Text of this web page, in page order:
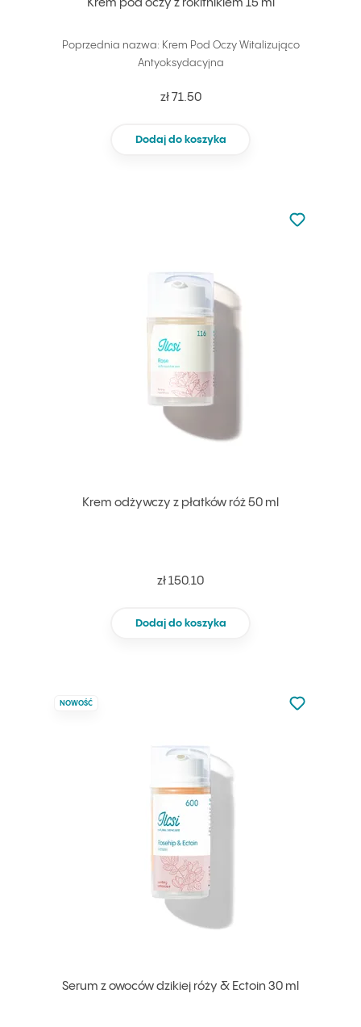
Krem pod oczy z rokitnikiem 15 ml
Poprzednia nazwa: Krem Pod Oczy Witalizująco
Antyoksydacyjna
zł 71.50
Dodaj do koszyka
Krem odżywczy z płatków róż 50 ml
zł 150.10
Dodaj do koszyka
Nie dodano
Dodaj do
Serum z owoców dzikiej róży & Ectoin 30 ml
NOWOŚĆ
Nie dodano
Dodaj do